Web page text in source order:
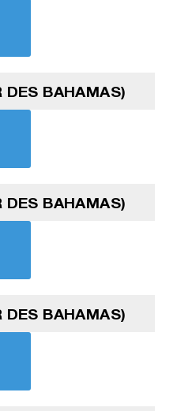
BAHAMAS)
BAHAMAS)
BAHAMAS)